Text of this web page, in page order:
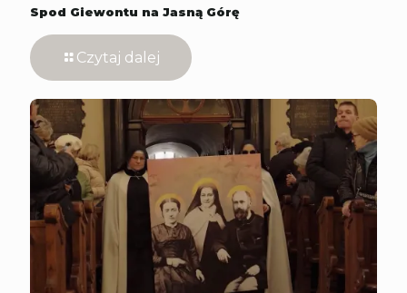
Spod Giewontu na Jasną Górę
Czytaj dalej